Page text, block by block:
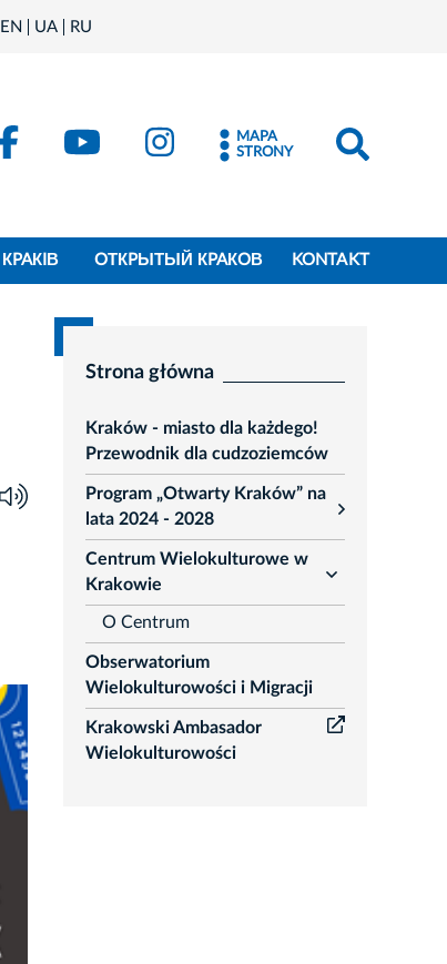
EN UA RU
MAPA
STRONY
OТКPЫТЫЙ КPAКOВ KONTAKT
Strona główna
Kraków - miasto dla każdego!
Przewodnik dla cudzoziemców
Program „Otwarty Kraków” na
lata 2024 - 2028
rozwiń
Centrum Wielokulturowe w
Krakowie
rozwiń
O Centrum
Obserwatorium
Wielokulturowości i Migracji
Krakowski Ambasador
Wielokulturowości